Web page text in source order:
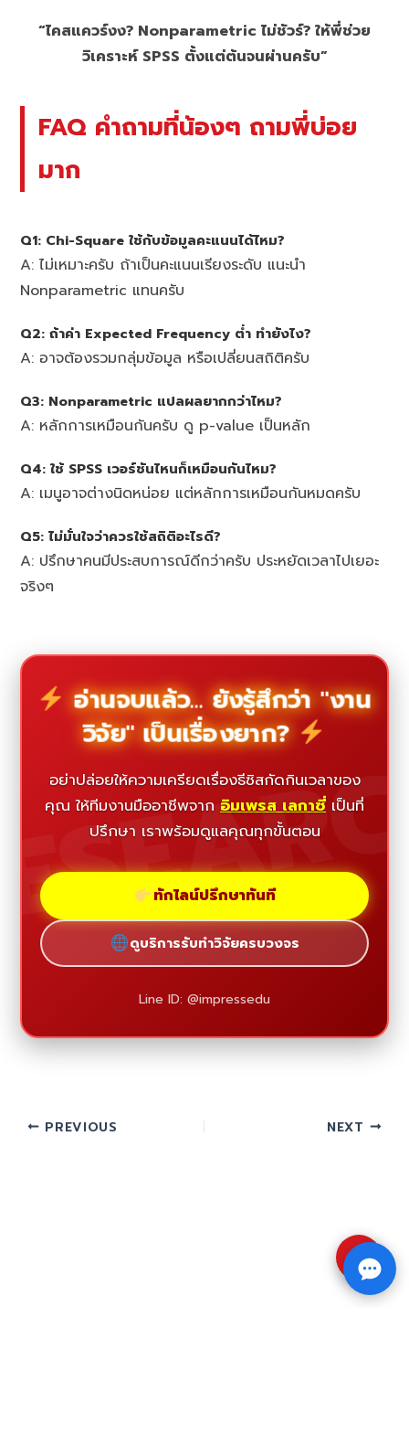
“ไคสแควร์งง? Nonparametric ไม่ชัวร์? ให้พี่ช่วย
วิเคราะห์ SPSS ตั้งแต่ต้นจนผ่านครับ”
FAQ คำถามที่น้องๆ ถามพี่บ่อย
มาก
Q1: Chi-Square ใช้กับข้อมูลคะแนนได้ไหม?
A: ไม่เหมาะครับ ถ้าเป็นคะแนนเรียงระดับ แนะนำ
Nonparametric แทนครับ
Q2: ถ้าค่า Expected Frequency ต่ำ ทำยังไง?
A: อาจต้องรวมกลุ่มข้อมูล หรือเปลี่ยนสถิติครับ
Q3: Nonparametric แปลผลยากกว่าไหม?
A: หลักการเหมือนกันครับ ดู p-value เป็นหลัก
Q4: ใช้ SPSS เวอร์ชันไหนก็เหมือนกันไหม?
A: เมนูอาจต่างนิดหน่อย แต่หลักการเหมือนกันหมดครับ
Q5: ไม่มั่นใจว่าควรใช้สถิติอะไรดี?
A: ปรึกษาคนมีประสบการณ์ดีกว่าครับ ประหยัดเวลาไปเยอะ
จริงๆ
อ่านจบแล้ว... ยังรู้สึกว่า "งาน
วิจัย" เป็นเรื่องยาก?
อย่าปล่อยให้ความเครียดเรื่องธีซิสกัดกินเวลาของ
คุณ ให้ทีมงานมืออาชีพจาก อิมเพรส เลกาซี่ เป็นที่
ปรึกษา เราพร้อมดูแลคุณทุกขั้นตอน
ทักไลน์ปรึกษาทันที
ดูบริการรับทำวิจัยครบวงจร
Line ID: @impressedu
PREVIOUS NEXT
⇧